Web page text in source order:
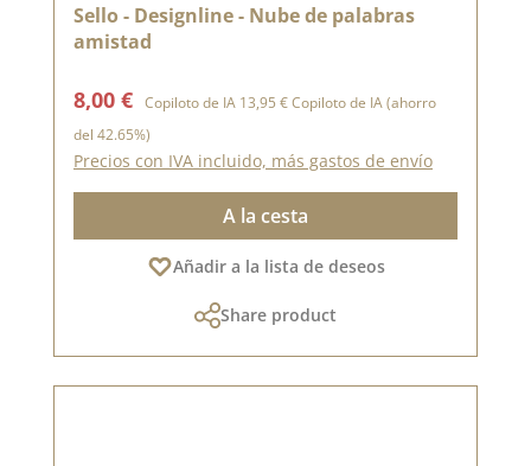
Sello - Designline - Nube de palabras
amistad
Precio de venta:
8,00 € Copiloto de IA Precio normal:
13,95 €Copiloto de IA(ahorro
del 42.65%)
Precios con IVA incluido, más gastos de envío
A la cesta
Añadir a la lista de deseos
Share product